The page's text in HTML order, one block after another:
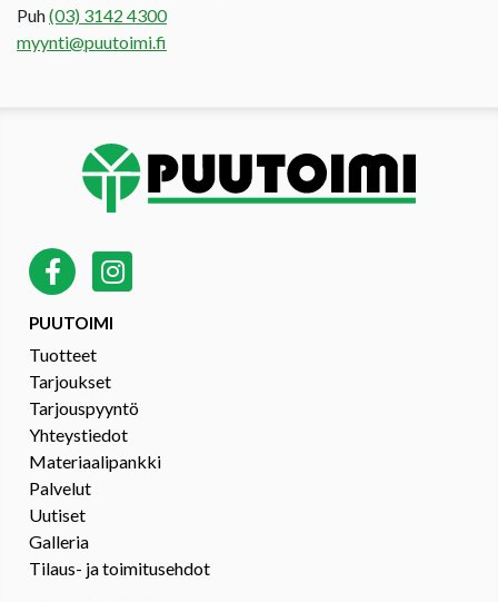
Puh(03) 3142 4300
myynti@puutoimi.fi
PUUTOIMI
Tuotteet
Tarjoukset
Tarjouspyyntö
Yhteystiedot
Materiaalipankki
Palvelut
Uutiset
Galleria
Tilaus- ja toimitusehdot